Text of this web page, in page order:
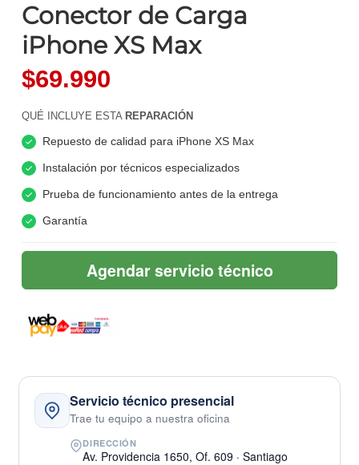
Conector de Carga
iPhone XS Max
$69.990
QUÉ INCLUYE ESTA REPARACIÓN
Repuesto de calidad para iPhone XS Max
Instalación por técnicos especializados
Prueba de funcionamiento antes de la entrega
Garantía
Agendar servicio técnico
Servicio técnico presencial
Trae tu equipo a nuestra oficina
DIRECCIÓN
Av. Providencia 1650, Of. 609 · Santiago